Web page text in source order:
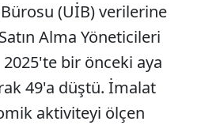
(UİB) verilerine
Alma Yöneticileri
bir önceki aya
49'a düştü. İmalat
aktiviteyi ölçen